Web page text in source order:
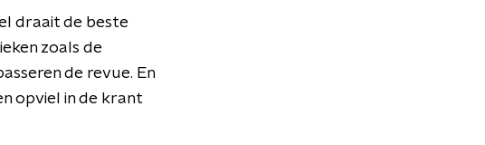
draait de beste
zoals de
de revue. En
opviel in de krant